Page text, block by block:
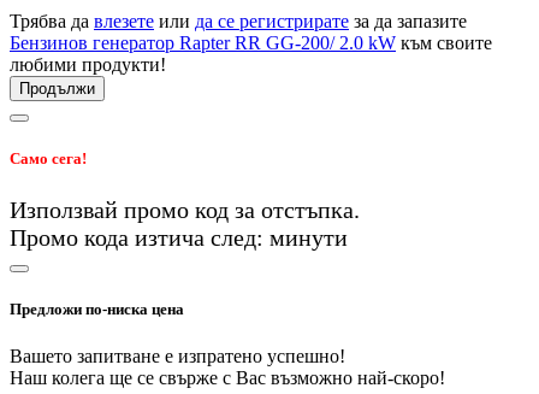
Трябва да влезете или да се регистрирате за да запазите
Бензинов генератор Rapter RR GG-200/ 2.0 kW към своите
любими продукти!
Продължи
Само сега!
Използвай промо код за отстъпка.
Промо кода изтича след: минути
Предложи по-ниска цена
Вашето запитване е изпратено успешно!
Наш колега ще се свърже с Вас възможно най-скоро!